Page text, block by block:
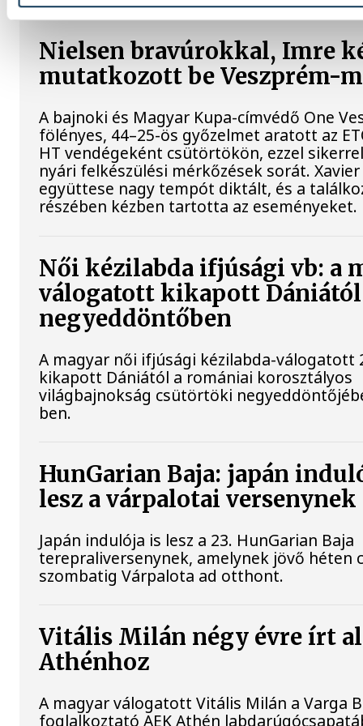
Nielsen bravúrokkal, Imre
mutatkozott be Veszprém-
A bajnoki és Magyar Kupa-címvédő One
fölényes, 44–25-ös győzelmet aratott az
HT vendégeként csütörtökön, ezzel
nyári felkészülési mérkőzések sorát. Xavier
együttese nagy tempót diktált, és a
részében kézben tartotta az eseményeket.
Női kézilabda ifjúsági vb: a
válogatott kikapott Dániától
negyeddöntőben
A magyar női ifjúsági kézilabda-válogatott
kikapott Dániától a romániai korosztályos
világbajnokság csütörtöki
ben.
HunGarian Baja: japán
lesz a várpalotai versenynek
Japán indulója is lesz a 23. HunGarian Baja
terepraliversenynek, amelynek jövő
szombatig Várpalota ad otthont.
Vitális Milán négy évre írt
Athénhoz
A magyar válogatott Vitális Milán a Varga
foglalkoztató AEK Athén